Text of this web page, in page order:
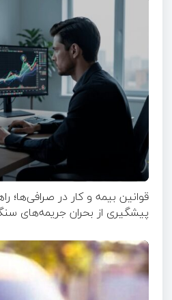
قوانین بیمه و کار در صرافی‌ها؛
پیشگیری از بحران جریمه‌های